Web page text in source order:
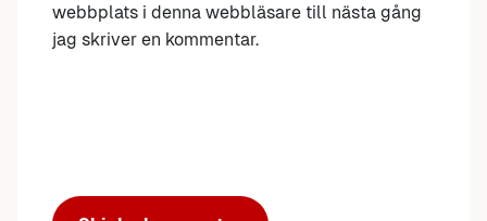
webbplats i denna webbläsare till nästa gång
jag skriver en kommentar.